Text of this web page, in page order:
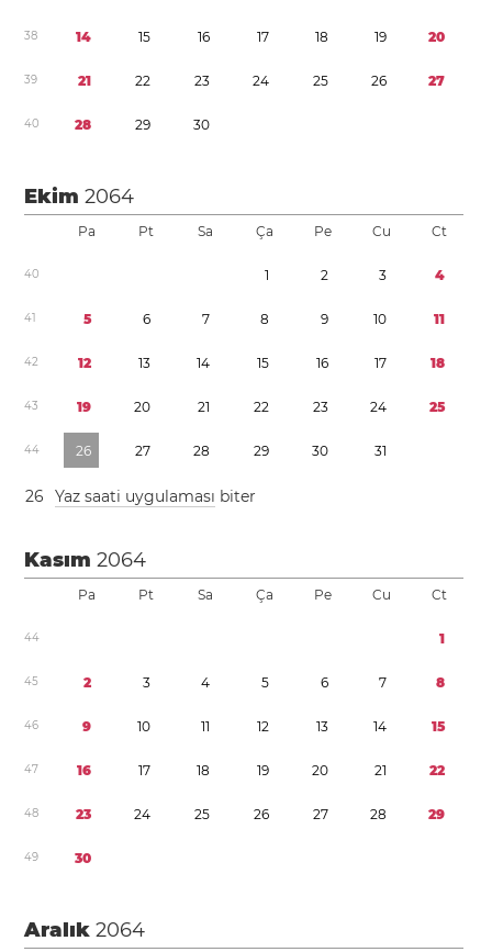
38 14 15 16 17 18 19 20
39 21 22 23 24 25 26 27
40 28 29 30
Ekim2064
Pa Pt Sa Ça Pe Cu Ct
40 1 2 3 4
41 5 6 7 8 9 10 11
42 12 13 14 15 16 17 18
43 19 20 21 22 23 24 25
44 26 27 28 29 30 31
26 Yaz saati uygulaması biter
Kasım2064
Pa Pt Sa Ça Pe Cu Ct
44 1
45 2 3 4 5 6 7 8
46 9 10 11 12 13 14 15
47 16 17 18 19 20 21 22
48 23 24 25 26 27 28 29
49 30
Aralık2064